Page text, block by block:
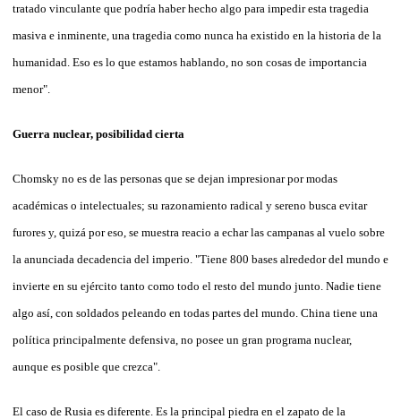
tratado vinculante que podría haber hecho algo para impedir esta tragedia
masiva e inminente, una tragedia como nunca ha existido en la historia de la
humanidad. Eso es lo que estamos hablando, no son cosas de importancia
menor".
Guerra nuclear, posibilidad cierta
Chomsky no es de las personas que se dejan impresionar por modas
académicas o intelectuales; su razonamiento radical y sereno busca evitar
furores y, quizá por eso, se muestra reacio a echar las campanas al vuelo sobre
la anunciada decadencia del imperio. "Tiene 800 bases alrededor del mundo e
invierte en su ejército tanto como todo el resto del mundo junto. Nadie tiene
algo así, con soldados peleando en todas partes del mundo. China tiene una
política principalmente defensiva, no posee un gran programa nuclear,
aunque es posible que crezca".
El caso de Rusia es diferente. Es la principal piedra en el zapato de la